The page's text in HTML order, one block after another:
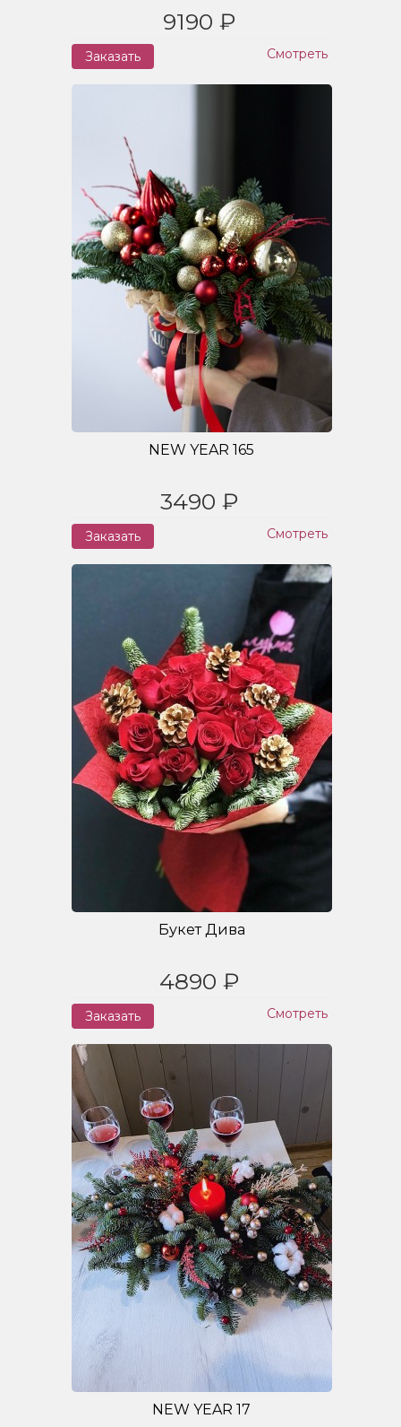
9190 ₽
Заказать Смотреть
NEW YEAR 165
3490 ₽
Заказать Смотреть
Букет Дива
4890 ₽
Заказать Смотреть
NEW YEAR 17